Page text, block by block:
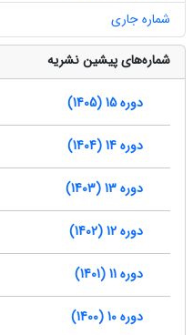
شماره جاری
شماره‌های پیشین نشریه
دوره 15 (1405)
دوره 14 (1404)
دوره 13 (1403)
دوره 12 (1402)
دوره 11 (1401)
دوره 10 (1400)